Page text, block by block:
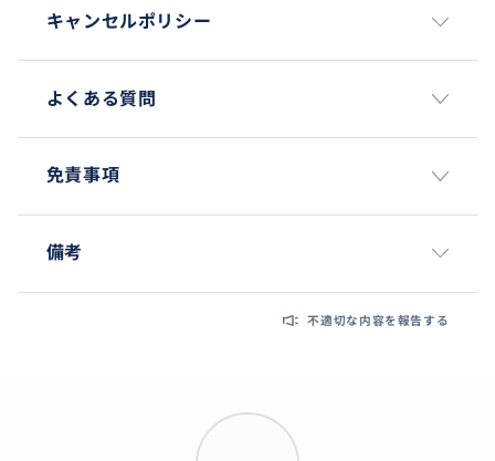
キャンセルポリシー
よくある質問
免責事項
備考
不適切な内容を報告する